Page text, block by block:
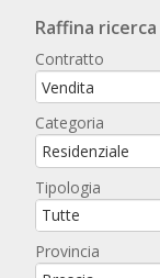
Raffina
Contratto
Categoria
Tipologia
Provincia